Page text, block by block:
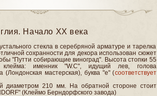
Начало XX века
стекла в серебряной арматуре и тарелка
сохранности для декора использован сюжет
"Путти собирающие виноград". Высота стопки 55
именник "W.C", идущий лев, голова
(Лондонская мастерская), буква "е" (соответствует
диаметром 210 мм. На обратной стороне стоит
(Клеймо Берндорфского завода)